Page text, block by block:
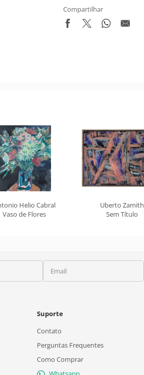
Compartilhar
Helio Cabral
Vaso de Flores
Uberto Zamith
Sem Título
Email
Suporte
Contato
Perguntas Frequentes
Como Comprar